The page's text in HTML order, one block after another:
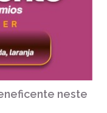
neste